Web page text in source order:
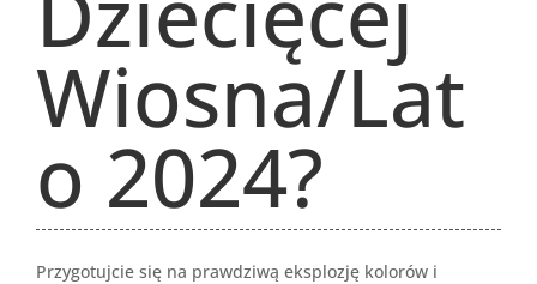
Wiosna/Lat
o 2024?
Przygotujcie się na prawdziwą eksplozję kolorów i